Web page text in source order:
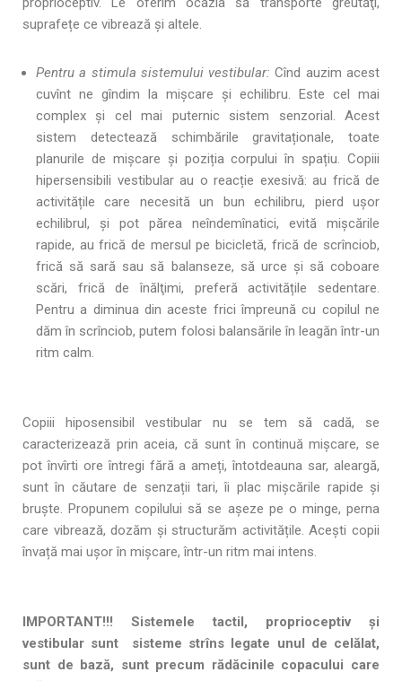
suprafețe ce vibrează și altele.
Pentru a stimula sistemului vestibular:Cînd auzim acest
cuvînt ne gîndim la mișcare și echilibru. Este cel mai
complex și cel mai puternic sistem senzorial. Acest
sistem detectează schimbările gravitaționale, toate
planurile de mișcare și poziția corpului în spațiu. Copiii
hipersensibili vestibular au o reacție exesivă: au frică de
activitățile care necesită un bun echilibru, pierd ușor
echilibrul, și pot părea neîndemînatici, evită mișcările
rapide, au frică de mersul pe bicicletă, frică de scrînciob,
frică să sară sau să balanseze, să urce și să coboare
scări, frică de înălţimi, preferă activitățile sedentare.
Pentru a diminua din aceste frici împreună cu copilul ne
dăm în scrînciob, putem folosi balansările în leagăn într-un
ritm calm.
Copiii hiposensibil vestibular nu se tem să cadă, se
caracterizează prin aceia, că sunt în continuă mișcare, se
pot învîrti ore întregi fără a ameți, întotdeauna sar, aleargă,
sunt în căutare de senzații tari, îi plac mișcările rapide și
bruște. Propunem copilului să se aşeze pe o minge, perna
care vibrează, dozăm și structurăm activitățile. Acești copii
învață mai ușor în mișcare, într-un ritm mai intens.
IMPORTANT!!! Sistemele tactil, proprioceptiv și
vestibular sunt sisteme strîns legate unul de celălat,
sunt de bază, sunt precum rădăcinile copacului care